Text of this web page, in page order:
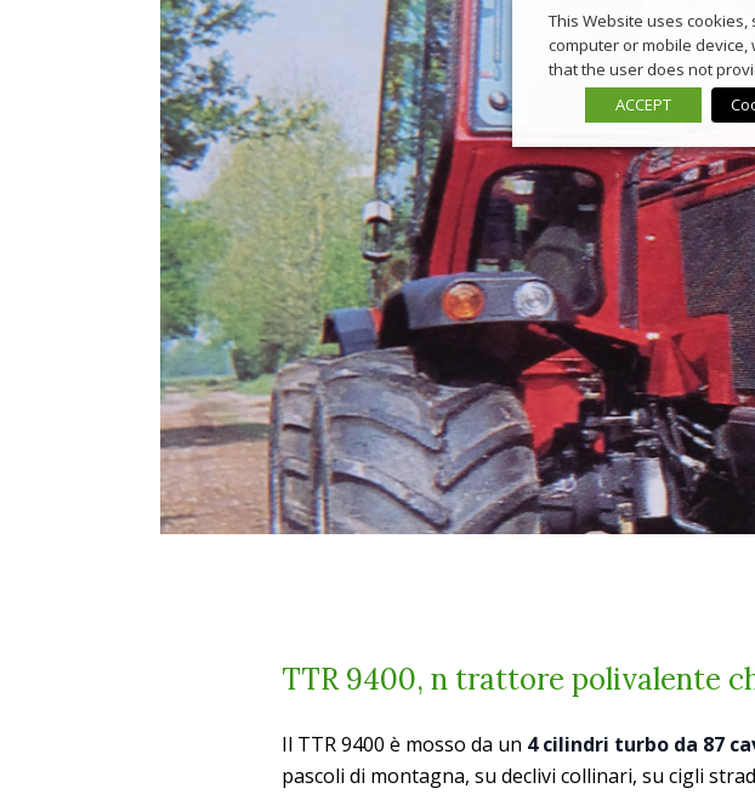
TTR 9400, n trattore polivalente
Il TTR 9400 è mosso da un 4 cilindri turbo da 87
pascoli di montagna, su declivi collinari, su cigli
This Website uses
computer or mobile
that the user does not
ACCEPT